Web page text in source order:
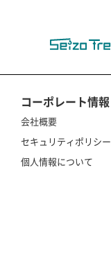
コーポレート情報
会社概要
セキュリティポリシー
個人情報について